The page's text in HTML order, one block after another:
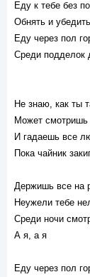
Еду к тебе без
Обнять и
Еду через пол
Среди подделок
Не знаю, как ты
Может смотришь
И гадаешь все
Пока чайник
Держишь все на
Неужели тебе
Среди ночи
А я, а я
Еду через пол